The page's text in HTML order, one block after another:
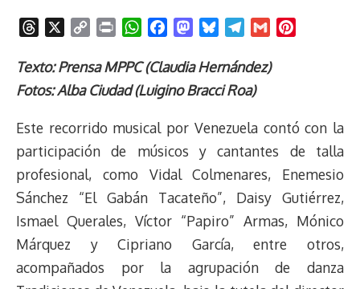
r
e
d
s
p
y
i
n
k
i
n
W
a
t
A
p
c
e
o
k
M
s
t
d
n
u
e
k
l
e
r
m
a
r
e
s
t
Texto: Prensa MPPC (Claudia Hernández)
Fotos: Alba Ciudad (Luigino Bracci Roa)
Este recorrido musical por Venezuela contó con la
participación de músicos y cantantes de talla
profesional, como Vidal Colmenares, Enemesio
Sánchez “El Gabán Tacateño”, Daisy Gutiérrez,
Ismael Querales, Víctor “Papiro” Armas, Mónico
Márquez y Cipriano García, entre otros,
acompañados por la agrupación de danza